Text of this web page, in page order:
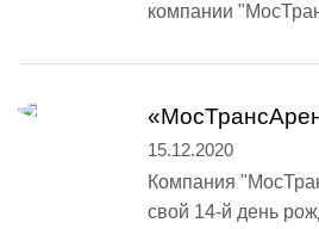
компании
15.12.2020
Компания
свой 14-й день